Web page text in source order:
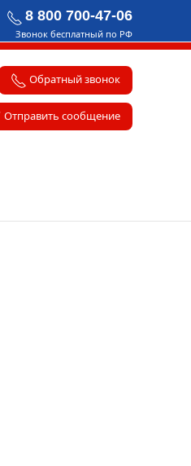
8 800 700-47-06
Звонок бесплатный по РФ
Обратный звонок
Отправить сообщение